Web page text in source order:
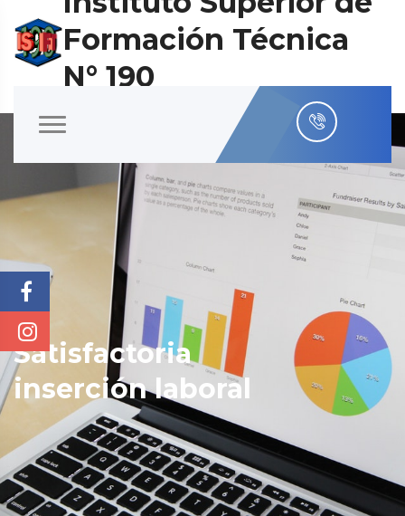
Formación Técnica
N° 190
Satisfactoria
inserción laboral